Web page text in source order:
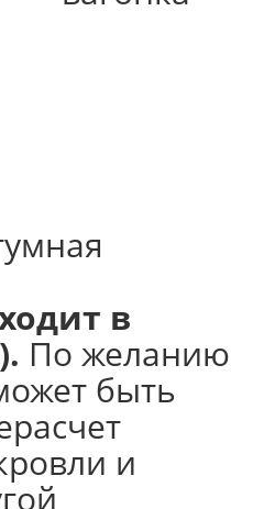
в
По желанию
быть
и